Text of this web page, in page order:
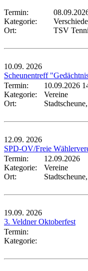
Termin:
Kategorie:
Ort:
TSV
10.09. 2026
Scheunentreff
Termin:
10.09.2026
Kategorie:
Vereine
Ort:
12.09. 2026
SPD-OV/Freie
Termin:
12.09.2026
Kategorie:
Vereine
Ort:
19.09. 2026
3. Veldner Oktoberfest
Termin:
Kategorie: